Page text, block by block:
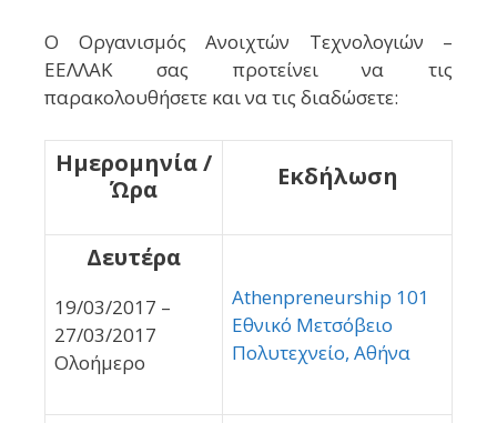
Ο Οργανισμός Ανοιχτών Τεχνολογιών –
ΕΕΛΛΑΚ σας προτείνει να τις
παρακολουθήσετε και να τις διαδώσετε:
Ημερομηνία /
Ώρα
Εκδήλωση
Δευτέρα
19/03/2017 –
27/03/2017
Ολοήμερο
Athenpreneurship 101
Εθνικό Μετσόβειο
Πολυτεχνείο, Αθήνα